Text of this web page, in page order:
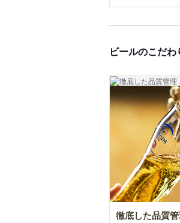
ビールのこだわ
徹底した品質